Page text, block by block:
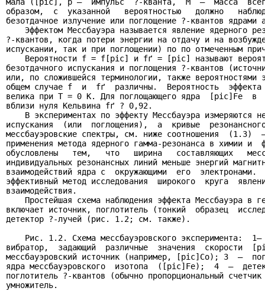
образом,  с  указанной   вероятностью   должно
безотдачное излучение или поглощение ?-квантов ядрами
Эффектом Мессбауэра называется явление ядерного
?-квантов, когда потери энергии на отдачу и на
испускании, так и при поглощении) по по отмеченным
Вероятности f = f[pic] и fґ = [pic] называют
безотдачного испускания и поглощения ?-квантов
или, по сложившейся терминологии, также вероятностями
общем случае f  и  fґ  различны.  Вероятность  эффекта
велика при T = 0 K. Для поглощающего ядра  [pic]Fe  в
вблизи нуля Кельвина fґ ? 0,92.
В экспериментах по эффекту Мессбауэра измеряются
испускания  (или  поглощения),  а  кривые
мессбауэровские спектры, см. ниже соотношения
применения метода ядерного гамма-резонанса в химии и
обусловлены   тем,   что   ширина   составляющих
индивидуальных резонансных линий меньше энергий
взаимодействий ядра с  окружающими  его  электронами.
эффективный метод исследования  широкого  круга
взаимодействия.
Простейшая схема наблюдения эффекта Мессбауэра в
включает источник, поглотитель (тонкий  образец
детектор ?-лучей (рис. 1.2; см. также).
Рис. 1.2. Схема мессбауэровского эксперимента:
вибратор,  задающий  различные  значения  скорости
мессбауэровский источник (например, [pic]Co); 3  –
ядра мессбауэровского  изотопа  ([pic]Fe);  4  –
поглотитель ?-квантов (обычно пропорциональный
умножитель.